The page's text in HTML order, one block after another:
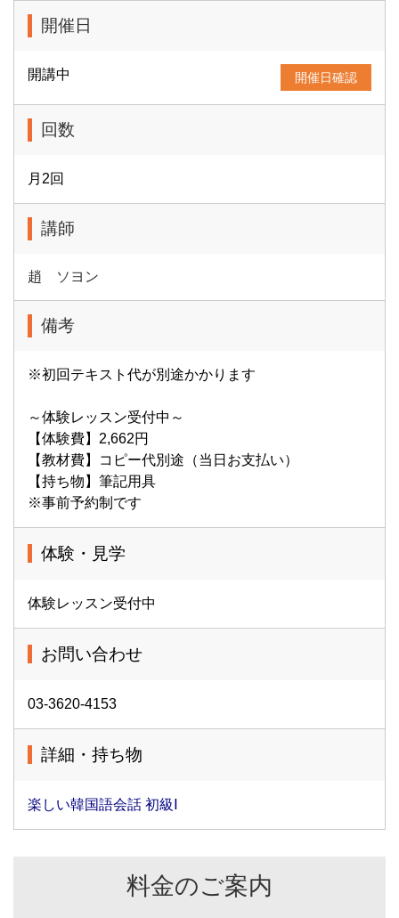
開催日
開講中 開催日確認
回数
月2回
講師
趙 ソヨン
備考
※初回テキスト代が別途かかります
～体験レッスン受付中～
【体験費】2,662円
【教材費】コピー代別途（当日お支払い）
【持ち物】筆記用具
※事前予約制です
体験・見学
体験レッスン受付中
お問い合わせ
03-3620-4153
詳細・持ち物
楽しい韓国語会話 初級Ⅰ
料金のご案内